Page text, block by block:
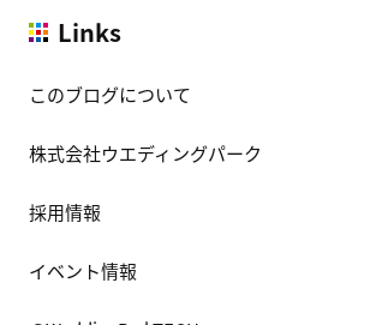
Links
このブログについて
株式会社ウエディングパーク
採用情報
イベント情報